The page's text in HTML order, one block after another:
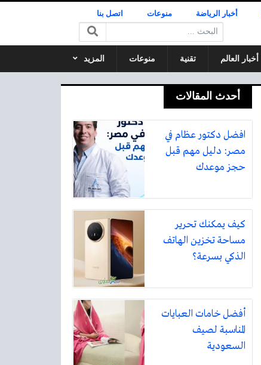
أخبار الرياضة منوعات اتصل بنا
البحث:
أخبار العالم تقنية منوعات المزيد
أحدث المقالات
افضل دكتور عظام في
مصر: دليل مهم قبل
حجز موعدك
كيف يمكنك تحرير
مساحة تخزين الهاتف
الذكي بسرعة؟
أفضل خامات العبايات
المناسبة لصيف
السعودية